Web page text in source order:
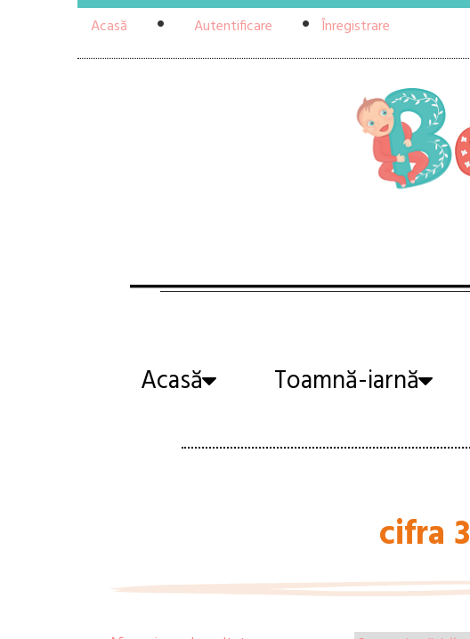
Acasă Autentificare Înregistrare
Acasă Toamnă-iarnă
cifra 3